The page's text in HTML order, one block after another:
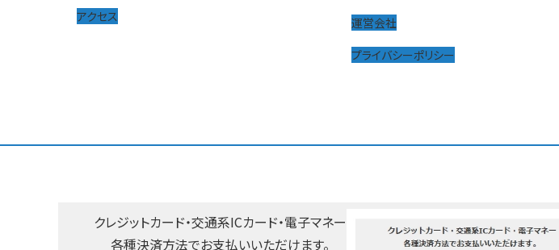
アクセス
運営会社
プライバシーポリシー
クレジットカード・交通系ICカード・電子マネー
各種決済方法でお支払いいただけます。